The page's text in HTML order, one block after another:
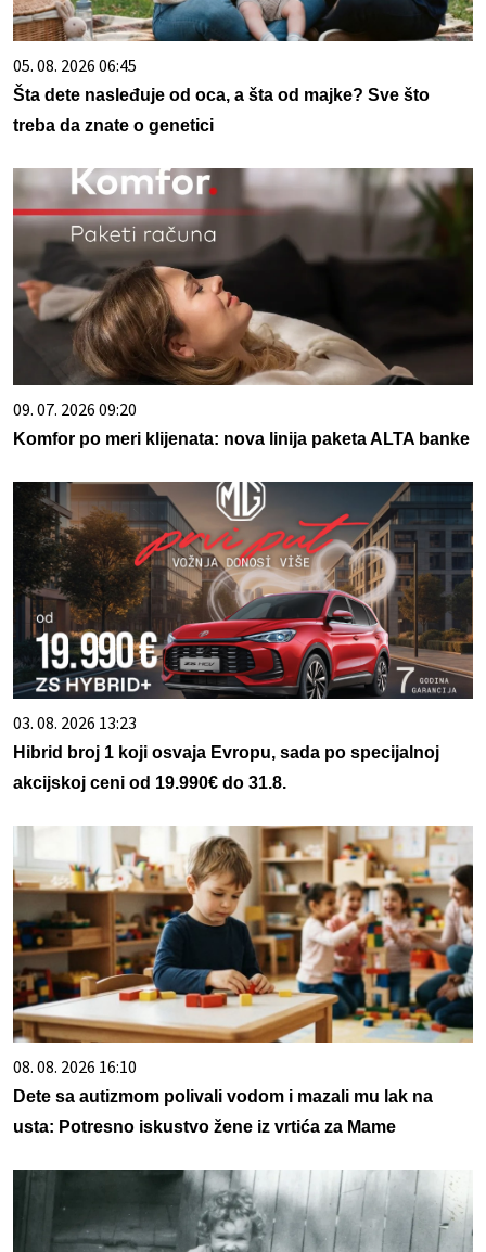
05. 08. 2026 06:45
Šta dete nasleđuje od oca, a šta od majke? Sve što
treba da znate o genetici
09. 07. 2026 09:20
Komfor po meri klijenata: nova linija paketa ALTA banke
03. 08. 2026 13:23
Hibrid broj 1 koji osvaja Evropu, sada po specijalnoj
akcijskoj ceni od 19.990€ do 31.8.
08. 08. 2026 16:10
Dete sa autizmom polivali vodom i mazali mu lak na
usta: Potresno iskustvo žene iz vrtića za Mame